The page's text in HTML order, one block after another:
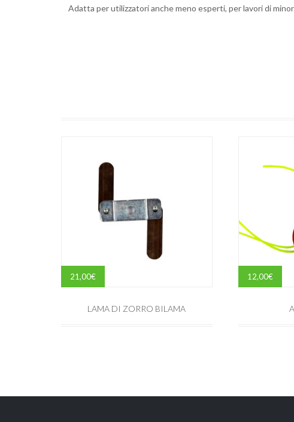
Adatta per utilizzatori anche meno esperti, per lavori di
21,00€
LAMA DI ZORRO BILAMA
12,00€